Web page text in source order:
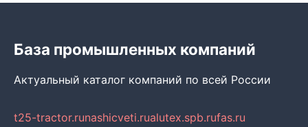
База промышленных компаний
Актуальный каталог компаний по всей России
t25-tractor.runashicveti.rualutex.spb.rufas.ru